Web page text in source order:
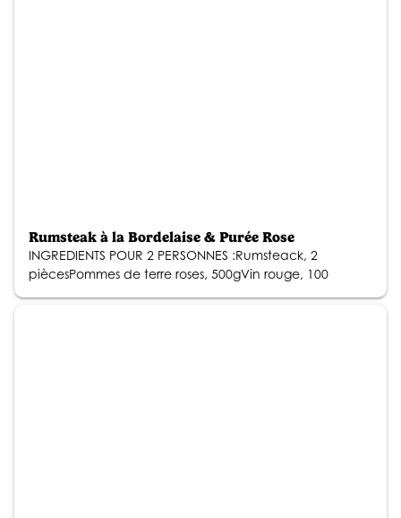
Rumsteak à la Bordelaise & Purée Rose
INGREDIENTS POUR 2 PERSONNES :Rumsteack, 2
piècesPommes de terre roses, 500gVin rouge, 100